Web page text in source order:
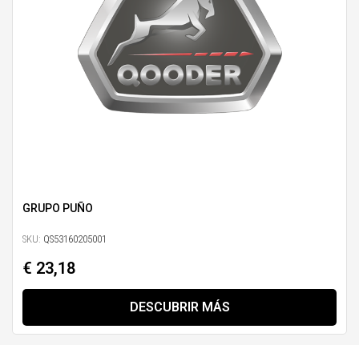
GRUPO PUÑO
SKU: QS53160205001
€ 23,18
DESCUBRIR MÁS